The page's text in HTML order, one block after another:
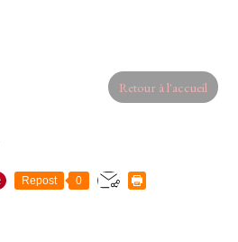
Retour à l'accueil
Repost 0